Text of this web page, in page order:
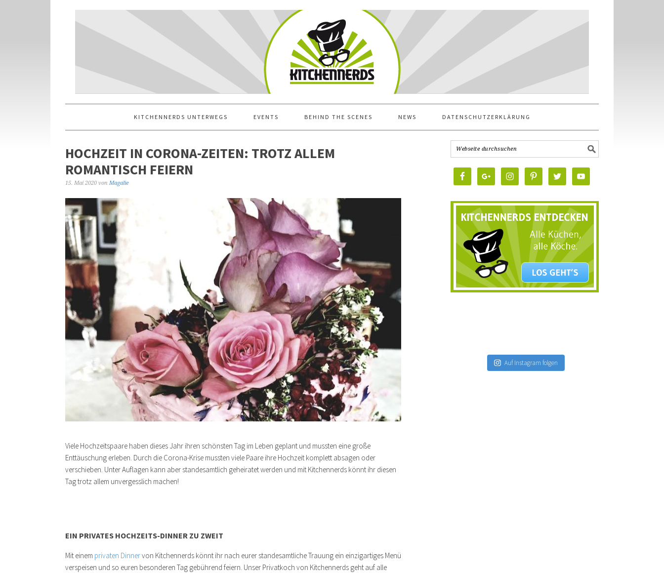
KITCHENNERDS UNTERWEGS EVENTS BEHIND THE SCENES NEWS DATENSCHUTZERKLÄRUNG
HOCHZEIT IN CORONA-ZEITEN: TROTZ ALLEM
ROMANTISCH FEIERN
15. Mai 2020 von Magalie
Viele Hochzeitspaare haben dieses Jahr ihren schönsten Tag im Leben geplant und mussten eine große
Enttäuschung erleben. Durch die Corona-Krise mussten viele Paare ihre Hochzeit komplett absagen oder
verschieben. Unter Auflagen kann aber standesamtlich geheiratet werden und mit Kitchennerds könnt ihr diesen
Tag trotz allem unvergesslich machen!
EIN PRIVATES HOCHZEITS-DINNER ZU ZWEIT
Mit einem privaten Dinnervon Kitchennerds könnt ihr nach eurer standesamtliche Trauung ein einzigartiges Menü
verspeisen und so euren besonderen Tag gebührend feiern. Unser Privatkoch von Kitchennerds geht auf alle
Auf Instagram folgen